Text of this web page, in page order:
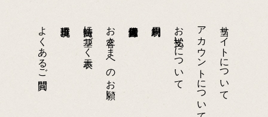
当サイトについて
アカウントについて
お支払いについて
お客さまへのお願い
特商法に基づく表示
よくあるご質問